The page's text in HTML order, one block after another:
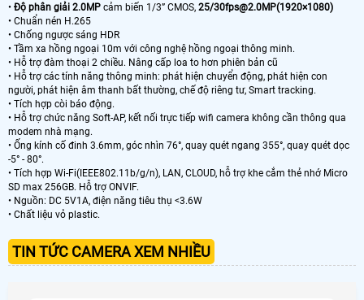
• Độ phân giải 2.0MP cảm biến 1/3” CMOS, 25/30fps@2.0MP(1920×1080)
• Chuẩn nén H.265
• Chống ngược sáng HDR
• Tầm xa hồng ngoại 10m với công nghệ hồng ngoại thông minh.
• Hỗ trợ đàm thoại 2 chiều. Nâng cấp loa to hơn phiên bản cũ
• Hỗ trợ các tính năng thông minh: phát hiện chuyển động, phát hiện con
người, phát hiện âm thanh bất thường, chế độ riêng tư, Smart tracking.
• Tích hợp còi báo động.
• Hỗ trợ chức năng Soft-AP, kết nối trực tiếp wifi camera không cần thông qua
modem nhà mạng.
• Ống kính cố đinh 3.6mm, góc nhìn 76°, quay quét ngang 355°, quay quét dọc
-5° - 80°.
• Tích hợp Wi-Fi(IEEE802.11b/g/n), LAN, CLOUD, hỗ trợ khe cắm thẻ nhớ Micro
SD max 256GB. Hỗ trợ ONVIF.
• Nguồn: DC 5V1A, điện năng tiêu thụ <3.6W
• Chất liệu vỏ plastic.
TIN TỨC CAMERA XEM NHIỀU